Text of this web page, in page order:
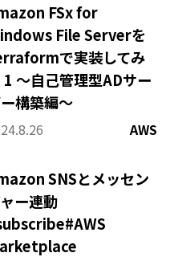
FSx for
File Serverを
で実装してみ
1 ～自己管理型ADサー
構築編～
AWS
SNSとメッセン
ー連動